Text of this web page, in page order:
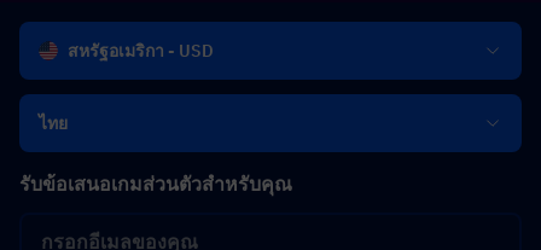
สหรัฐอเมริกา - USD
ไทย
รับข้อเสนอเกมส่วนตัวสำหรับคุณ